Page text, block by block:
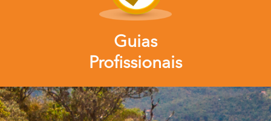
Guias
Profissionais